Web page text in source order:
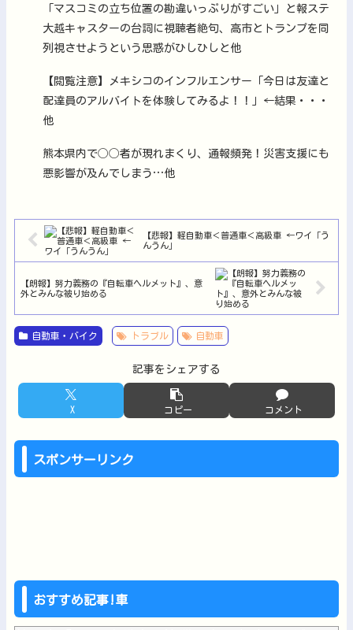
「マスコミの立ち位置の勘違いっぷりがすごい」と報ステ
大越キャスターの台詞に視聴者絶句、高市とトランプを同
列視させようという思惑がひしひしと他
【閲覧注意】メキシコのインフルエンサー「今日は友達と
配達員のアルバイトを体験してみるよ！！」←結果・・・
他
熊本県内で◯◯者が現れまくり、通報頻発！災害支援にも
悪影響が及んでしまう…他
【悲報】軽自動車＜普通車＜高級車 ←ワイ「う
んうん」
【朗報】努力義務の『自転車ヘルメット』、意
外とみんな被り始める
自動車・バイク トラブル 自動車
記事をシェアする
X コピー コメント
スポンサーリンク
おすすめ記事!車